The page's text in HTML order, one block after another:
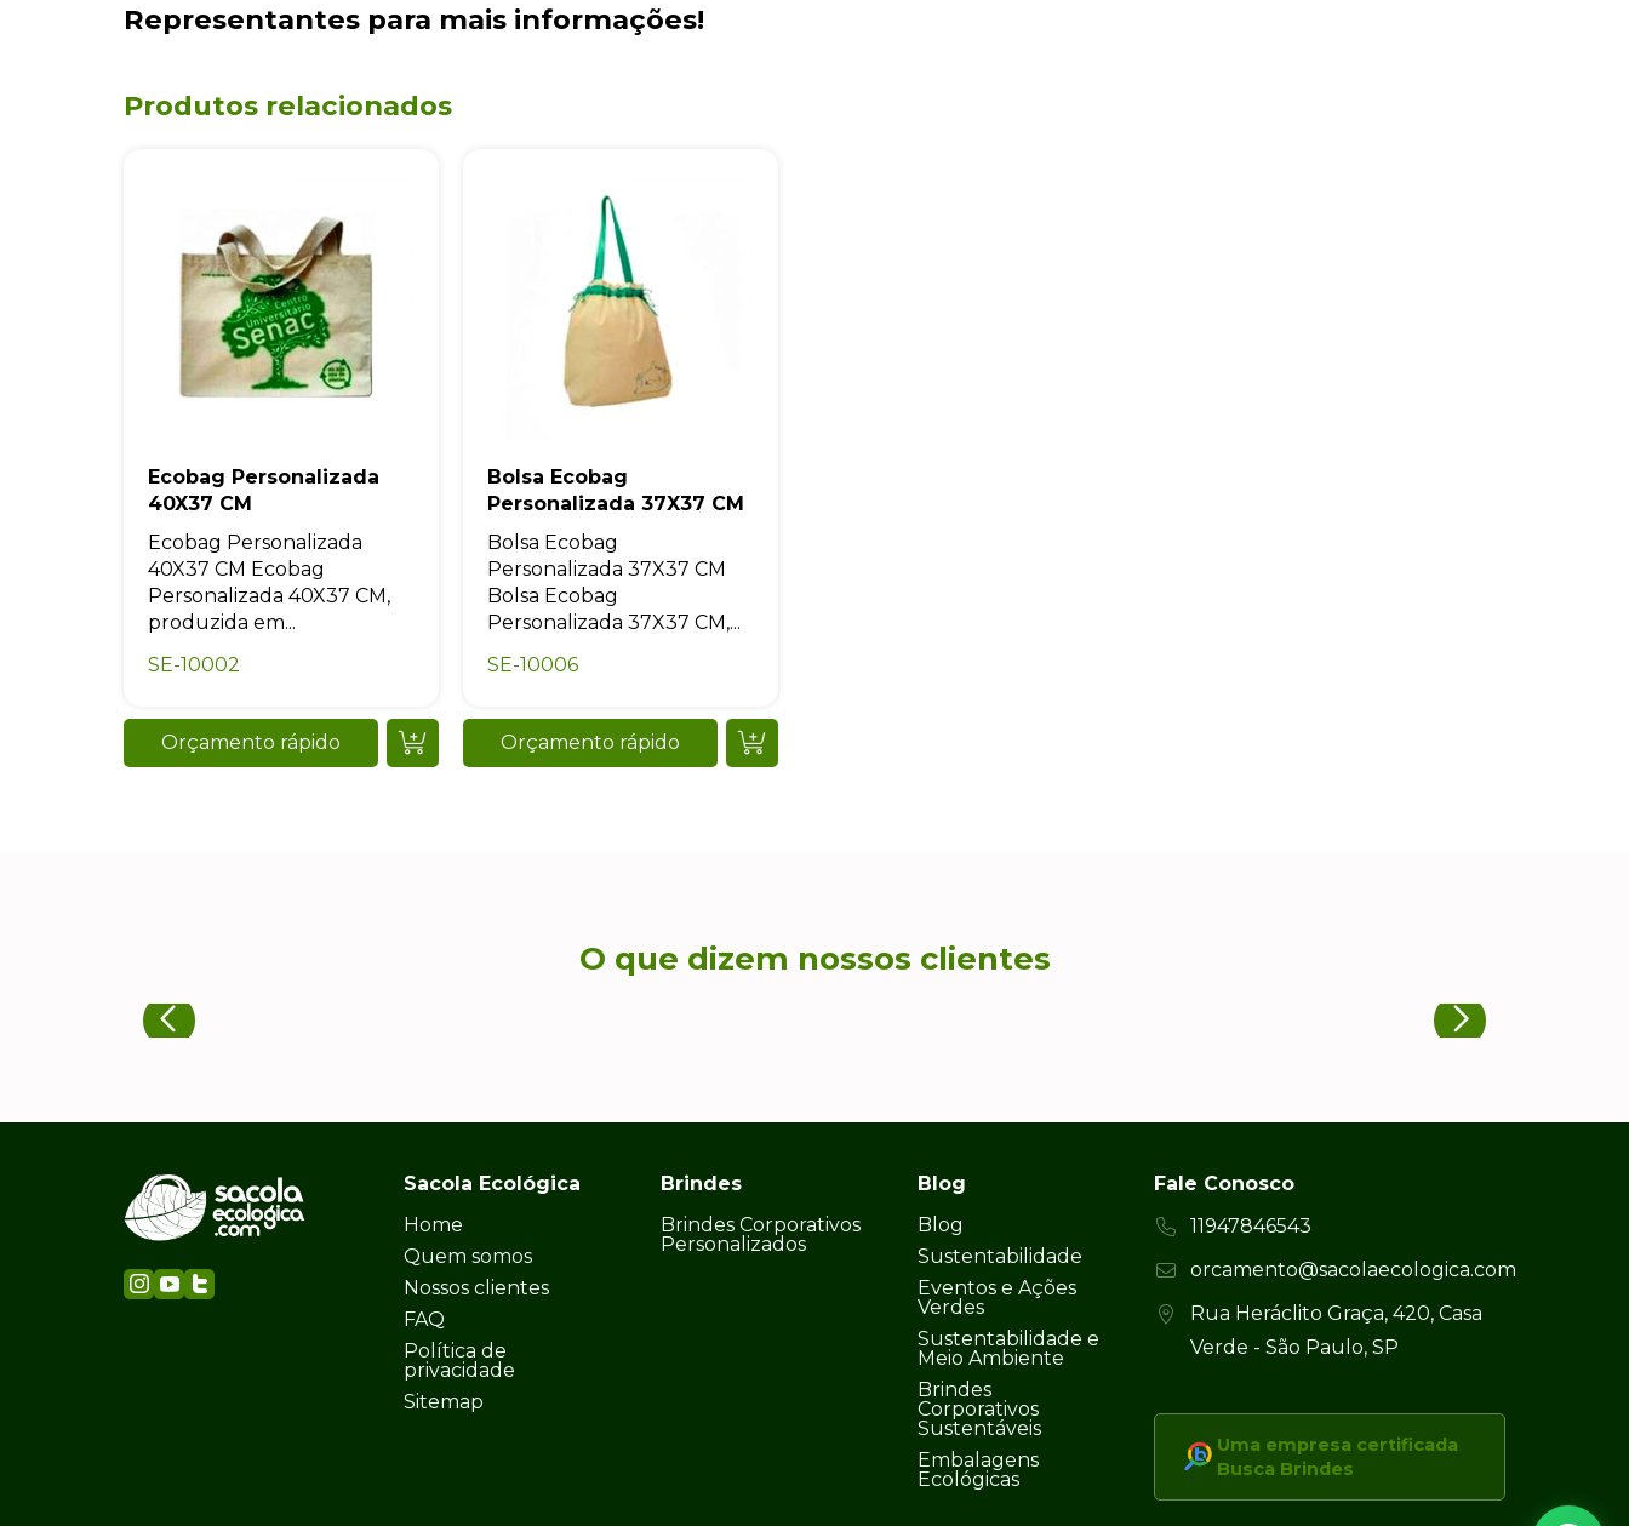
Representantes para mais informações!
Produtos relacionados
Ecobag Personalizada
40X37 CM
Ecobag Personalizada
40X37 CM Ecobag
Personalizada 40X37 CM,
produzida em...
SE-10002
Orçamento rápido
Bolsa Ecobag
Personalizada 37X37 CM
Bolsa Ecobag
Personalizada 37X37 CM
Bolsa Ecobag
Personalizada 37X37 CM,...
SE-10006
Orçamento rápido
O que dizem nossos clientes
Sacola Ecológica
Home
Quem somos
Nossos clientes
FAQ
Política de
privacidade
Sitemap
Brindes
Brindes Corporativos
Personalizados
Blog
Blog
Sustentabilidade
Eventos e Ações
Verdes
Sustentabilidade e
Meio Ambiente
Brindes
Corporativos
Sustentáveis
Embalagens
Ecológicas
Fale Conosco
11947846543
orcamento@sacolaecologica.com
Rua Heráclito Graça, 420, Casa
Verde - São Paulo, SP
Uma empresa certificada
Busca Brindes
momento.